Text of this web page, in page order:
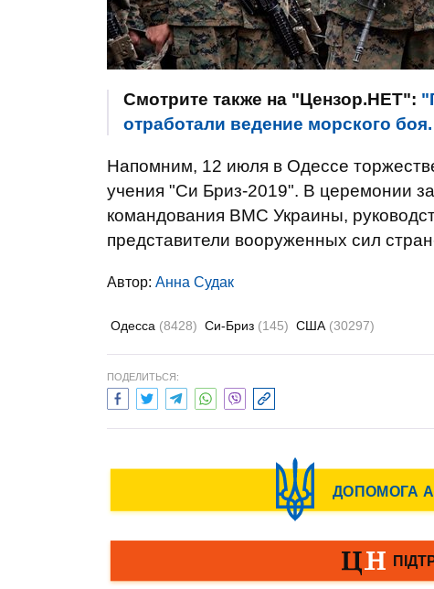
Смотрите также на "Цензор.НЕТ":
отработали ведение морского
Напомним, 12 июля в Одессе
учения "Си Бриз-2019". В церемонии
командования ВМС Украины,
представители вооруженных сил
Автор: Анна Судак
Одесса (8428) Си-Бриз (145) США (30297)
ПОДЕЛИТЬСЯ: